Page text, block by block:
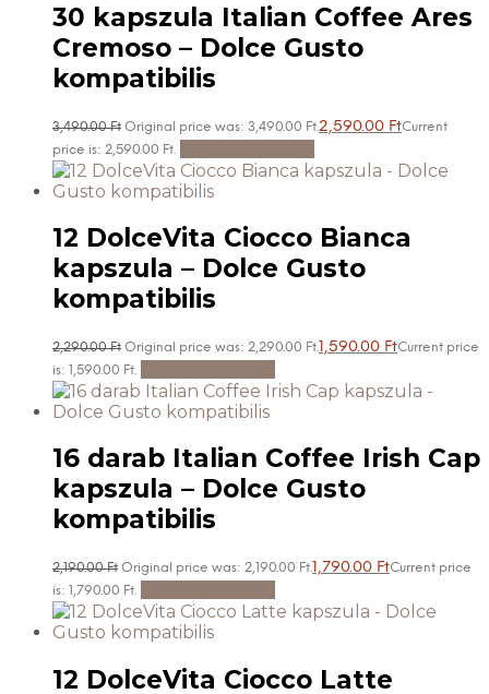
30 kapszula Italian Coffee Ares
Cremoso – Dolce Gusto
kompatibilis
3,490.00Ft Original price was: 3,490.00 Ft.2,590.00 FtCurrent
price is: 2,590.00 Ft.
12 DolceVita Ciocco Bianca
kapszula – Dolce Gusto
kompatibilis
2,290.00Ft Original price was: 2,290.00 Ft.1,590.00 FtCurrent price
is: 1,590.00 Ft.
16 darab Italian Coffee Irish Cap
kapszula – Dolce Gusto
kompatibilis
2,190.00Ft Original price was: 2,190.00 Ft.1,790.00 FtCurrent price
is: 1,790.00 Ft.
12 DolceVita Ciocco Latte